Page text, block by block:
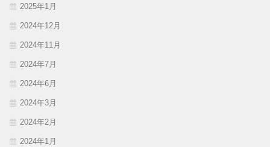
2025年1月
2024年12月
2024年11月
2024年7月
2024年6月
2024年3月
2024年2月
2024年1月